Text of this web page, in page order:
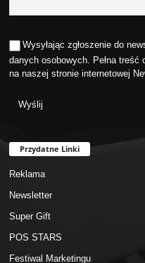
Wysyłając zgłoszenie do
danych osobowych. Pełna
na naszej stronie internetowej
Przydatne Linki
Reklama
Newsletter
Super Gift
POS STARS
Festiwal Marketingu